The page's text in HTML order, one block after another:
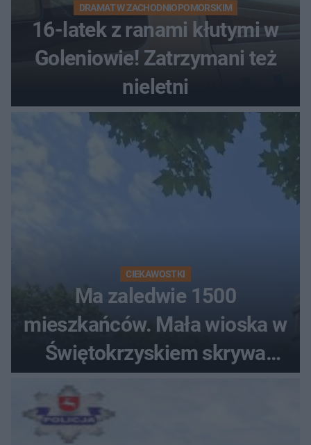
DRAMAT W ZACHODNIOPOMORSKIM
16-latek z ranami kłutymi w
Goleniowie! Zatrzymani też
nieletni
CIEKAWOSTKI
Ma zaledwie 1500
mieszkańców. Mała wioska w
Świętokrzyskiem skrywa
zabytki, bywał tu nawet król